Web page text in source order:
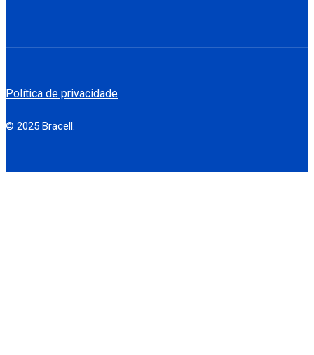
Política de privacidade
© 2025 Bracell.